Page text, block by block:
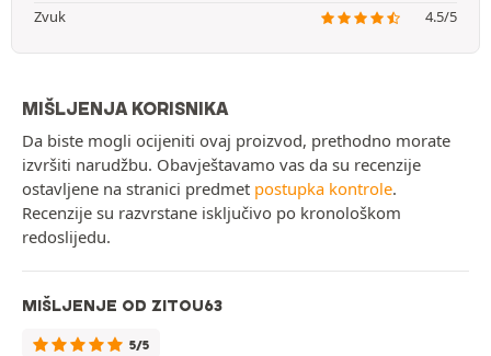
Zvuk
4.5/5
MIŠLJENJA KORISNIKA
Da biste mogli ocijeniti ovaj proizvod, prethodno morate
izvršiti narudžbu. Obavještavamo vas da su recenzije
ostavljene na stranici predmet postupka kontrole.
Recenzije su razvrstane isključivo po kronološkom
redoslijedu.
MIŠLJENJE OD ZITOU63
5/5